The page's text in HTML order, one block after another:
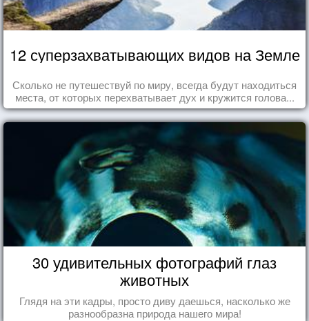
12 суперзахватывающих видов на Земле
Сколько не путешествуй по миру, всегда будут находиться
места, от которых перехватывает дух и кружится голова...
30 удивительных фотографий глаз
животных
Глядя на эти кадры, просто диву даешься, насколько же
разнообразна природа нашего мира!